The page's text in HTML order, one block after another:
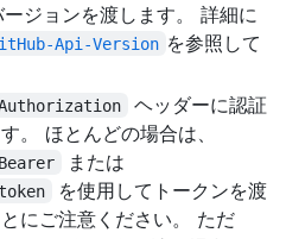
ジョンを渡します。 詳細に
Api-Version を参照して
ヘッダーに認証
。 ほとんどの場合は、
または
を使用してトークンを渡
にご注意ください。 ただ